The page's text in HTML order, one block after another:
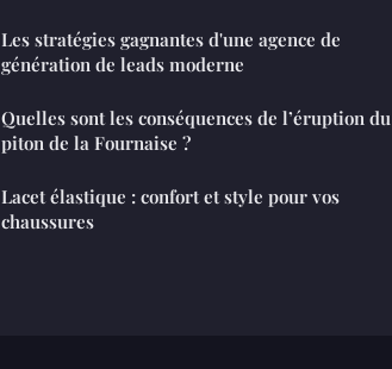
Les stratégies gagnantes d'une agence de
génération de leads moderne
Quelles sont les conséquences de l’éruption du
piton de la Fournaise ?
Lacet élastique : confort et style pour vos
chaussures